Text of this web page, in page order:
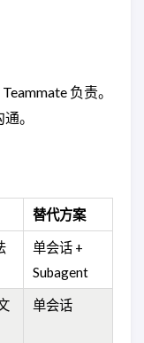
负责。
。
替代方案
单会话 +
Subagent
单会话